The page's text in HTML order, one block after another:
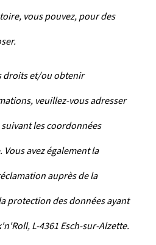
vous pouvez, pour des
droits et/ou obtenir
veuillez-vous adresser
les coordonnées
avez également la
auprès de la
protection des données ayant
L-4361 Esch-sur-Alzette.